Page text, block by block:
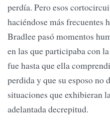
perdía. Pero esos
haciéndose más frecuentes
Bradlee pasó momentos
en las que participaba con
fue hasta que ella
perdida y que su esposo no
situaciones que exhibieran
adelantada decrepitud.